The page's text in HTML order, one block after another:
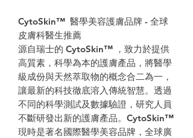
CytoSkin™ 醫學美容護膚品牌 - 全球
皮膚科醫生推薦
源自瑞士的 CytoSkin™ ，致力於提供
高質素，科學為本的護膚產品，將醫學
級成份與天然萃取物的概念合二為一，
讓最新的科技徹底溶入傳統智慧。透過
不同的科學測試及數據驗證，研究人員
不斷研發出新的護膚產品。CytoSkin™
現時是著名國際醫學美容品牌，全球廣